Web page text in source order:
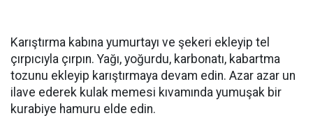
Karıştırma kabına yumurtayı ve şekeri ekleyip tel
çırpıcıyla çırpın. Yağı, yoğurdu, karbonatı, kabartma
tozunu ekleyip karıştırmaya devam edin. Azar azar un
ilave ederek kulak memesi kıvamında yumuşak bir
kurabiye hamuru elde edin.